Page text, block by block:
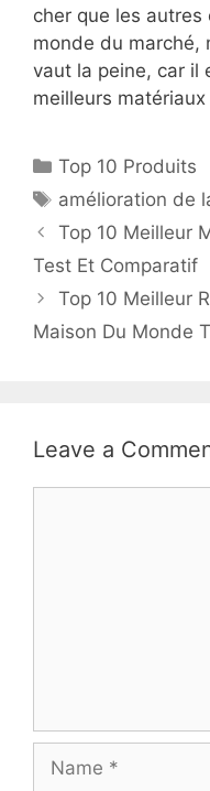
cher que les
monde du marché,
vaut la peine, car il
meilleurs
Top 10 Produits
amélioration de
Top 10 Meilleur
Test Et Comparatif
Top 10 Meilleur
Maison Du Monde
Leave a